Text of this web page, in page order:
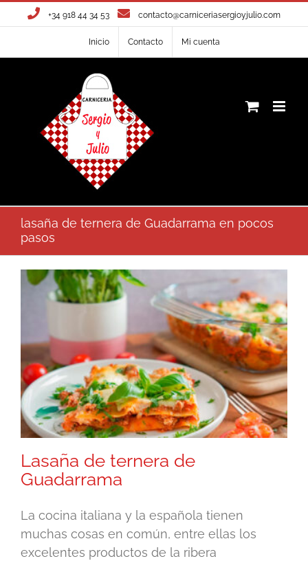
al
+34 918 44 34 53 contacto@carniceriasergioyjulio.com
Inicio Contacto Mi cuenta
lasaña de ternera de Guadarrama en pocos
pasos
Lasaña de ternera de
Guadarrama
La cocina italiana y la española tienen
muchas cosas en común, entre ellas los
excelentes productos de la ribera